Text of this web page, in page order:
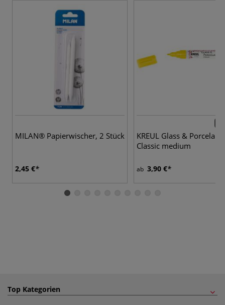
MILAN® Papierwischer, 2 Stück
2,45 €
KREUL Glass & Porcelain
Classic medium
ab 3,90 €
Top Kategorien